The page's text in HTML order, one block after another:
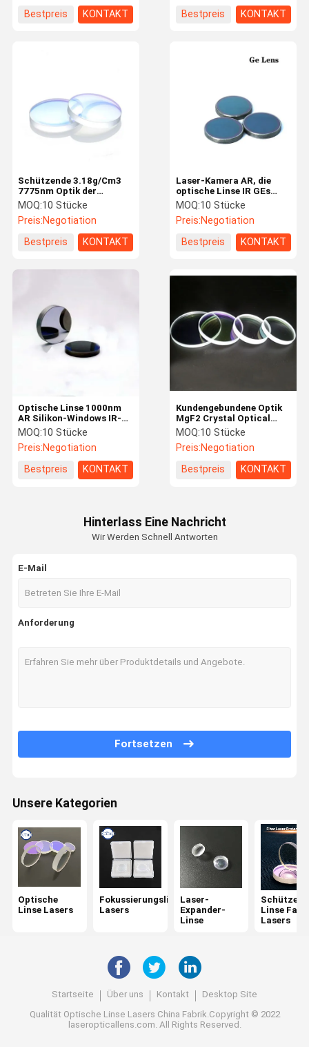
Optische Linse Lasers
Fokussierungslinse Lasers
Laser-Expander-Linse
Lasersicherheitsschutzbrillen
0 Grad-reflektierende Linse
45 Grad-reflektierende Linse
0 Grad-Laser-Ertrag-Linse
Spektroskop
Optischer Bandpassfilter
Strahln-Kombinator
CCD-Linse
Keilspiegel
Bestpreis
KONTAKT
Bestpreis
KONTAKT
Laser-Kamera AR, die
optische Linse IR GEs
Windows beschichtet
MOQ:10 Stücke
Preis:Negotiation
Bestpreis
KONTAKT
Schützende 3.18g/Cm3
7775nm Optik der
Fenster-Platten-CaF2 IR
MOQ:10 Stücke
Preis:Negotiation
Bestpreis
KONTAKT
Kundengebundene Optik
MgF2 Crystal Optical
Glasses IR
MOQ:10 Stücke
Preis:Negotiation
Bestpreis
KONTAKT
Optische Linse 1000nm
AR Silikon-Windows IR-
Optik beschichtend
MOQ:10 Stücke
Preis:Negotiation
Bestpreis
KONTAKT
Hinterlass Eine Nachricht
Wir Werden Schnell Antworten
E-Mail
Anforderung
Fortsetzen
Unsere Kategorien
Optische
Linse Lasers
Fokussierungslinse
Lasers
Laser-
Expander-
Linse
Linse
Lasers
Startseite Über uns Kontakt
Desktop Site
Qualität Optische Linse Lasers China Fabrik.Copyright © 2022
laseropticallens.com. All Rights Reserved.